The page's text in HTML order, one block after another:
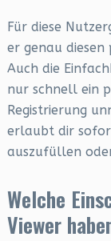
Für diese
er genau diesen
Auch die
nur schnell ein
Registrierung
erlaubt dir
auszufüllen
Welche
Viewer